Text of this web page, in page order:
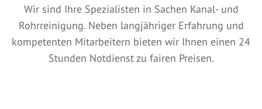
Wir sind Ihre Spezialisten in Sachen Kanal- und
Rohrreinigung. Neben langjähriger Erfahrung und
kompetenten Mitarbeitern bieten wir Ihnen einen 24
Stunden Notdienst zu fairen Preisen.